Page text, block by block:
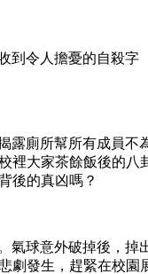
到令人擔憂的自殺字
露廁所幫所有成員不
裡大家茶餘飯後的八
後的真凶嗎？
氣球意外破掉後，掉
劇發生，趕緊在校園